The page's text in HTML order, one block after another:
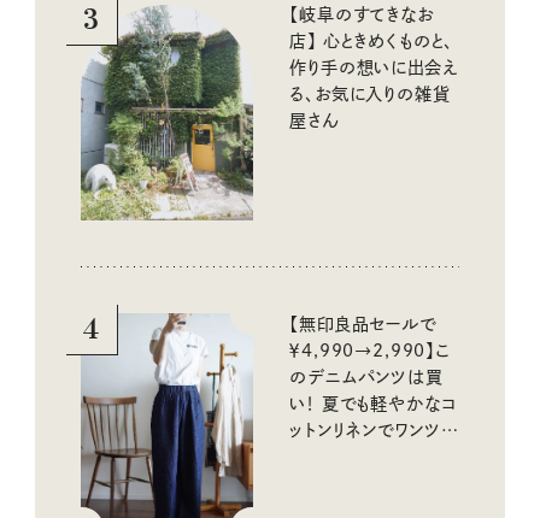
3
【岐阜のすてきなお
店】 心ときめくものと、
作り手の想いに出会え
る、お気に入りの雑貨
屋さん
4
【無印良品セールで
￥4,990→2,990】こ
のデニムパンツは買
い！ 夏でも軽やかなコ
ットンリネンでワンツー